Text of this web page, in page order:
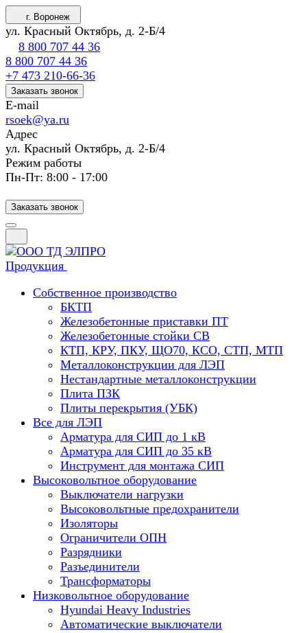
г. Воронеж
ул. Красный Октябрь, д. 2-Б/4
8 800 707 44 36
8 800 707 44 36
+7 473 210-66-36
Заказать звонок
E-mail
rsoek@ya.ru
Адрес
ул. Красный Октябрь, д. 2-Б/4
Режим работы
Пн-Пт: 8:00 - 17:00
Заказать звонок
Продукция
Собственное производство
БКТП
Железобетонные приставки ПТ
Железобетонные стойки СВ
КТП, КРУ, ПКУ, ЩО70, КСО, СТП, МТП
Металлоконструкции для ЛЭП
Нестандартные металлоконструкции
Плита ПЗК
Плиты перекрытия (УБК)
Все для ЛЭП
Арматура для СИП до 1 кВ
Арматура для СИП до 35 кВ
Инструмент для монтажа СИП
Высоковольтное оборудование
Выключатели нагрузки
Высоковольтные предохранители
Изоляторы
Ограничители ОПН
Разрядники
Разъединители
Трансформаторы
Низковольтное оборудование
Hyundai Heavy Industries
Автоматические выключатели